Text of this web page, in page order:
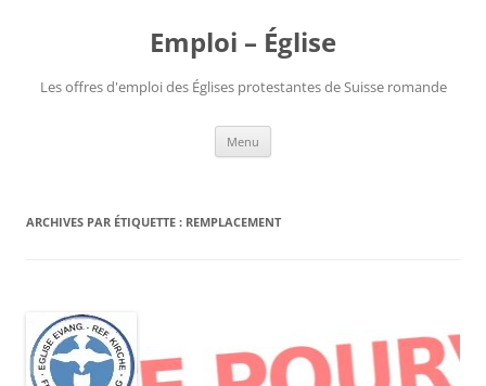
Emploi – Église
Les offres d'emploi des Églises protestantes de Suisse romande
Menu
ARCHIVES PAR ÉTIQUETTE : REMPLACEMENT